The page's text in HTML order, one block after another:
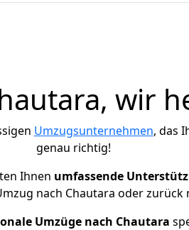
wir
Umzugsunternehmen, das
genau richtig!
Ihnen umfassende
nach Chautara oder
Umzüge nach Chautara